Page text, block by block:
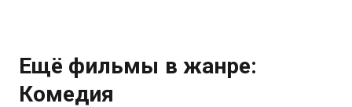
Ещё фильмы в жанре:
Комедия